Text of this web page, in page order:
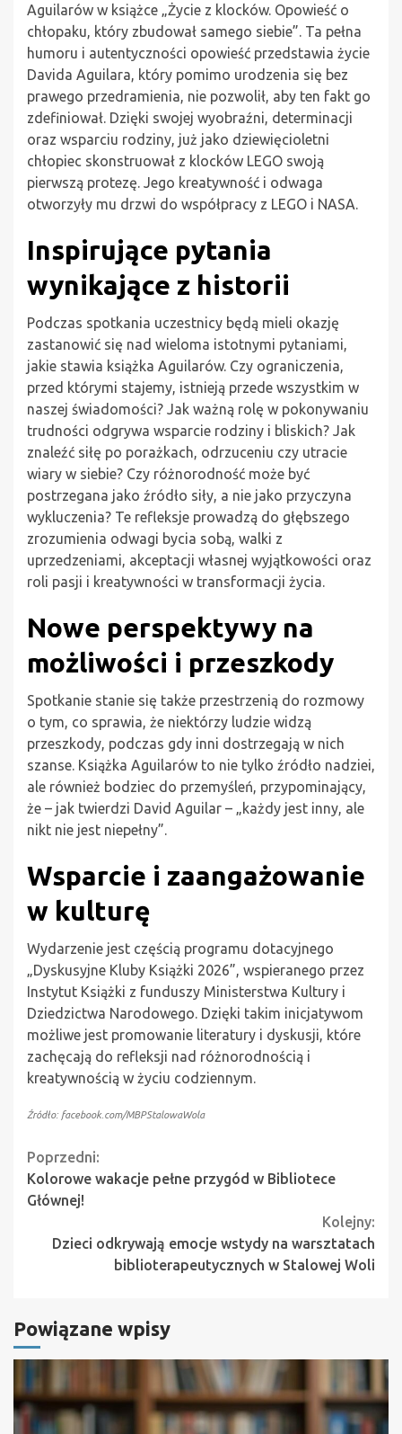
Aguilarów w książce „Życie z klocków. Opowieść o
chłopaku, który zbudował samego siebie”. Ta pełna
humoru i autentyczności opowieść przedstawia życie
Davida Aguilara, który pomimo urodzenia się bez
prawego przedramienia, nie pozwolił, aby ten fakt go
zdefiniował. Dzięki swojej wyobraźni, determinacji
oraz wsparciu rodziny, już jako dziewięcioletni
chłopiec skonstruował z klocków LEGO swoją
pierwszą protezę. Jego kreatywność i odwaga
otworzyły mu drzwi do współpracy z LEGO i NASA.
Inspirujące pytania
wynikające z historii
Podczas spotkania uczestnicy będą mieli okazję
zastanowić się nad wieloma istotnymi pytaniami,
jakie stawia książka Aguilarów. Czy ograniczenia,
przed którymi stajemy, istnieją przede wszystkim w
naszej świadomości? Jak ważną rolę w pokonywaniu
trudności odgrywa wsparcie rodziny i bliskich? Jak
znaleźć siłę po porażkach, odrzuceniu czy utracie
wiary w siebie? Czy różnorodność może być
postrzegana jako źródło siły, a nie jako przyczyna
wykluczenia? Te refleksje prowadzą do głębszego
zrozumienia odwagi bycia sobą, walki z
uprzedzeniami, akceptacji własnej wyjątkowości oraz
roli pasji i kreatywności w transformacji życia.
Nowe perspektywy na
możliwości i przeszkody
Spotkanie stanie się także przestrzenią do rozmowy
o tym, co sprawia, że niektórzy ludzie widzą
przeszkody, podczas gdy inni dostrzegają w nich
szanse. Książka Aguilarów to nie tylko źródło nadziei,
ale również bodziec do przemyśleń, przypominający,
że – jak twierdzi David Aguilar – „każdy jest inny, ale
nikt nie jest niepełny”.
Wsparcie i zaangażowanie
w kulturę
Wydarzenie jest częścią programu dotacyjnego
„Dyskusyjne Kluby Książki 2026”, wspieranego przez
Instytut Książki z funduszy Ministerstwa Kultury i
Dziedzictwa Narodowego. Dzięki takim inicjatywom
możliwe jest promowanie literatury i dyskusji, które
zachęcają do refleksji nad różnorodnością i
kreatywnością w życiu codziennym.
Źródło: facebook.com/MBPStalowaWola
Continue
Reading
Poprzedni:
Kolorowe wakacje pełne przygód w Bibliotece
Głównej!
Kolejny:
Dzieci odkrywają emocje wstydy na warsztatach
biblioterapeutycznych w Stalowej Woli
Powiązane wpisy